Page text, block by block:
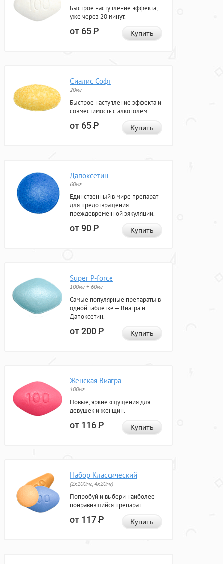
Быстрое наступление эффекта,
уже через 20 минут.
от 65Р Купить
Сиалис Софт
20мг
Быстрое наступление эффекта и
совместимость с алкоголем.
от 65Р Купить
Дапоксетин
60мг
Единственный в мире препарат
для предотвращения
преждевременной эякуляции.
от 90Р Купить
Super P-force
100мг + 60мг
Самые популярные препараты в
одной таблетке — Виагра и
Дапоксетин.
от 200Р Купить
Женская Виагра
100мг
Новые, яркие ощущения для
девушек и женщин.
от 116Р Купить
Набор Классический
(2x100мг, 4x20мг)
Попробуй и выбери наиболее
понравившийся препарат.
от 117Р Купить